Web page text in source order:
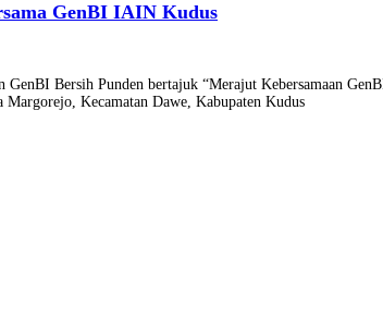
GenBI IAIN Kudus
Bersih Punden bertajuk “Merajut Kebersamaan
Kecamatan Dawe, Kabupaten Kudus